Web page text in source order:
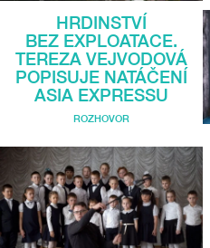
HRDINSTVÍ
BEZ EXPLOATACE.
TEREZA VEJVODOVÁ
POPISUJE NATÁČENÍ
ASIA EXPRESSU
ROZHOVOR